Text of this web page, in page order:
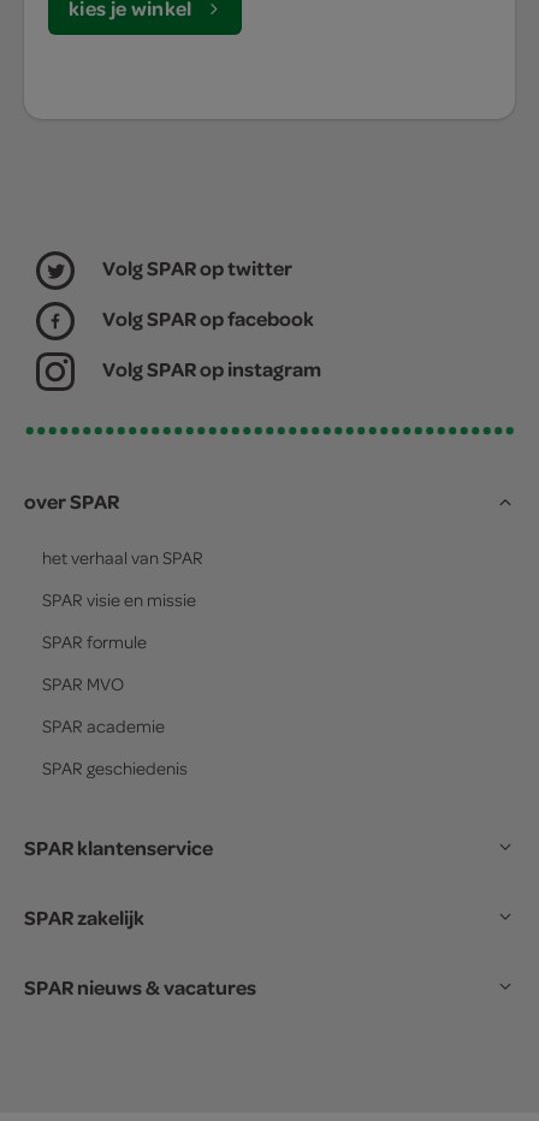
kies je winkel
Volg SPAR op twitter
Volg SPAR op facebook
Volg SPAR op instagram
over SPAR
het verhaal van SPAR
SPAR visie en missie
SPAR formule
SPAR MVO
SPAR academie
SPAR geschiedenis
SPAR klantenservice
SPAR zakelijk
SPAR nieuws & vacatures